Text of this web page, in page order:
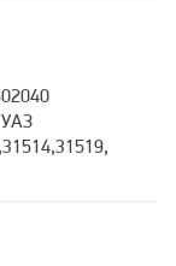
УАЗ